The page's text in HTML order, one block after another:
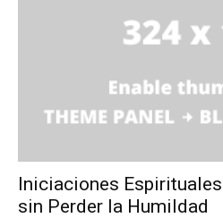
Iniciaciones
sin Perder la Humildad